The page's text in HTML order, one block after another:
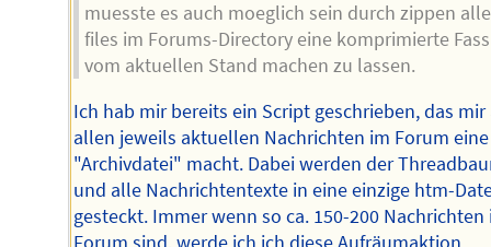
muesste es auch moeglich sein durch zippen
files im Forums-Directory eine komprimierte
vom aktuellen Stand machen zu lassen.
Ich hab mir bereits ein Script geschrieben, das mir
allen jeweils aktuellen Nachrichten im Forum
"Archivdatei" macht. Dabei werden der
und alle Nachrichtentexte in eine einzige htm-
gesteckt. Immer wenn so ca. 150-200 Nachrichten